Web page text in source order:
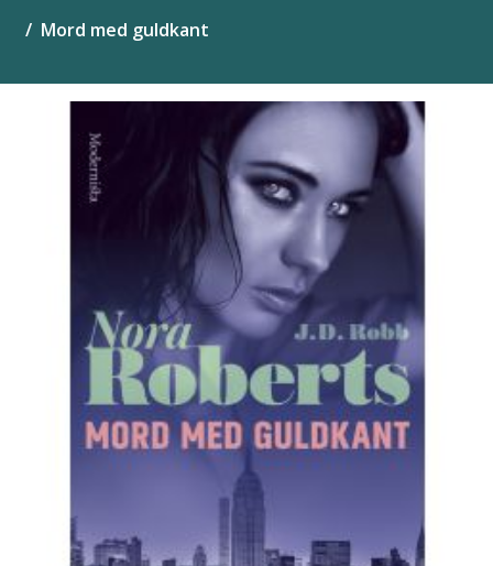
Mord med guldkant